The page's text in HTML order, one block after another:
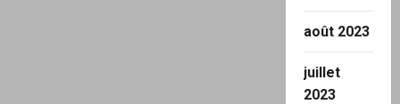
août 2023
juillet
2023